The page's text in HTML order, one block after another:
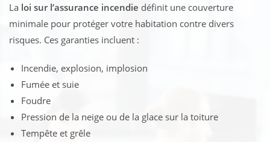
La loi sur l’assurance incendie définit une couverture
minimale pour protéger votre habitation contre divers
risques. Ces garanties incluent :
Incendie, explosion, implosion
Fumée et suie
Foudre
Pression de la neige ou de la glace sur la toiture
Tempête et grêle